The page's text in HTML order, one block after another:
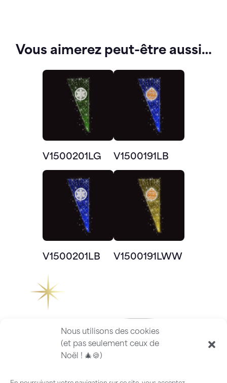
Nous utilisons des cookies
(et pas seulement ceux de
Noël ! 🎄🍪)
Vous aimerez peut-être aussi…
V1500201LG V1500191LB
V1500201LB V1500191LWW